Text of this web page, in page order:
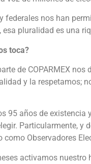
federales nos han
pluralidad es una
toca?
de COPARMEX
y la respetamos;
95 años de
Particularmente, y
Observadores
activamos nuestro